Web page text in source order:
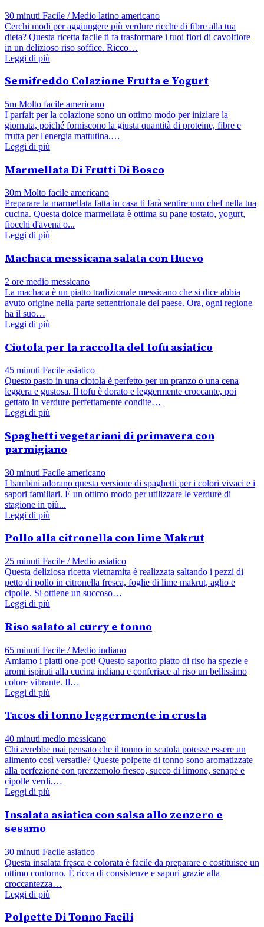
30 minuti Facile / Medio latino americano
Cerchi modi per aggiungere più verdure ricche di fibre alla tua
dieta? Questa ricetta facile ti fa trasformare i tuoi fiori di cavolfiore
in un delizioso riso soffice. Ricco…
Leggi di più
Semifreddo Colazione Frutta e Yogurt
5m Molto facile americano
I parfait per la colazione sono un ottimo modo per iniziare la
giornata, poiché forniscono la giusta quantità di proteine, fibre e
frutta per l'energia mattutina.…
Leggi di più
Marmellata Di Frutti Di Bosco
30m Molto facile americano
Preparare la marmellata fatta in casa ti farà sentire uno chef nella tua
cucina. Questa dolce marmellata è ottima su pane tostato, yogurt,
fiocchi d'avena o...
Leggi di più
Machaca messicana salata con Huevo
2 ore medio messicano
La machaca è un piatto tradizionale messicano che si dice abbia
avuto origine nella parte settentrionale del paese. Ora, ogni regione
ha il suo…
Leggi di più
Ciotola per la raccolta del tofu asiatico
45 minuti Facile asiatico
Questo pasto in una ciotola è perfetto per un pranzo o una cena
leggera e gustosa. Il tofu è dorato e leggermente croccante, poi
gettato in verdure perfettamente condite…
Leggi di più
Spaghetti vegetariani di primavera con
parmigiano
30 minuti Facile americano
I bambini adorano questa versione di spaghetti per i colori vivaci e i
sapori familiari. È un ottimo modo per utilizzare le verdure di
stagione in più...
Leggi di più
Pollo alla citronella con lime Makrut
25 minuti Facile / Medio asiatico
Questa deliziosa ricetta vietnamita è realizzata saltando i pezzi di
petto di pollo in citronella fresca, foglie di lime makrut, aglio e
cipolle. Si ottiene un succoso…
Leggi di più
Riso salato al curry e tonno
65 minuti Facile / Medio indiano
Amiamo i piatti one-pot! Questo saporito piatto di riso ha spezie e
aromi ispirati alla cucina indiana e conferisce al riso un bellissimo
colore vibrante. Il…
Leggi di più
Tacos di tonno leggermente in crosta
40 minuti medio messicano
Chi avrebbe mai pensato che il tonno in scatola potesse essere un
alimento così versatile? Queste polpette di tonno sono aromatizzate
alla perfezione con prezzemolo fresco, succo di limone, senape e
cipolle verdi,…
Leggi di più
Insalata asiatica con salsa allo zenzero e
sesamo
30 minuti Facile asiatico
Questa insalata fresca e colorata è facile da preparare e costituisce un
ottimo contorno. È ricca di consistenze e sapori grazie alla
croccantezza…
Leggi di più
Polpette Di Tonno Facili